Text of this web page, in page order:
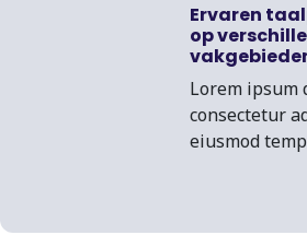
Ervaren
op
Lorem ipsum
consectetur
eiusmod